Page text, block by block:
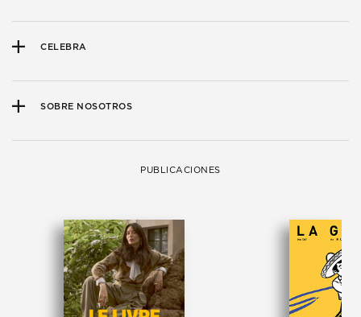
CELEBRA
SOBRE NOSOTROS
PUBLICACIONES